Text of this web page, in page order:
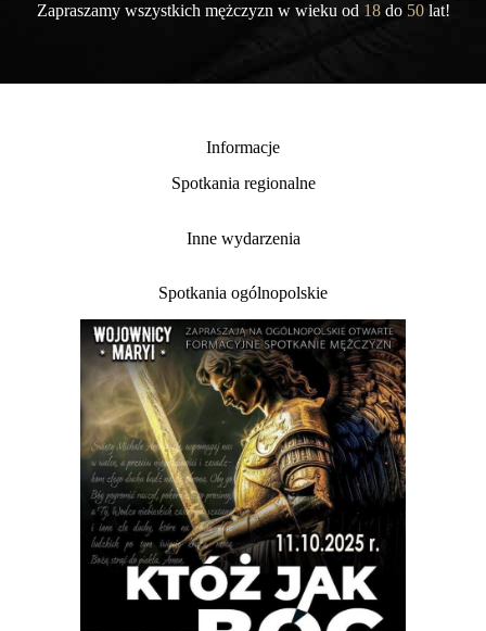
Zapraszamy wszystkich mężczyzn w wieku od 18 do50 lat!
Informacje
Spotkania regionalne
Inne wydarzenia
Spotkania ogólnopolskie